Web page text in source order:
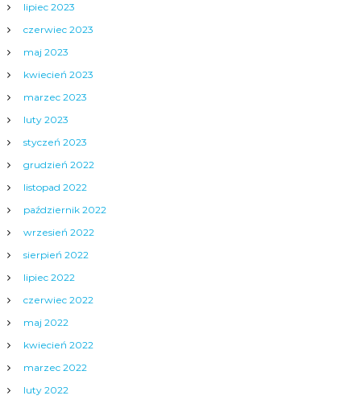
lipiec 2023
czerwiec 2023
maj 2023
kwiecień 2023
marzec 2023
luty 2023
styczeń 2023
grudzień 2022
listopad 2022
październik 2022
wrzesień 2022
sierpień 2022
lipiec 2022
czerwiec 2022
maj 2022
kwiecień 2022
marzec 2022
luty 2022